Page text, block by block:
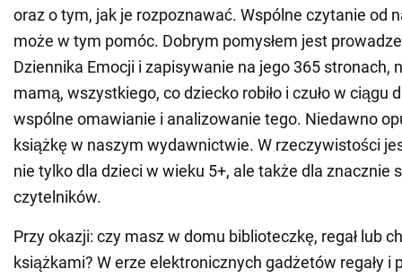
oraz o tym, jak je rozpoznawać. Wspólne czytanie od
może w tym pomóc. Dobrym pomysłem jest
Dziennika Emocji i zapisywanie na jego 365 stronach,
mamą, wszystkiego, co dziecko robiło i czuło w ciągu
wspólne omawianie i analizowanie tego. Niedawno
książkę w naszym wydawnictwie. W rzeczywistości
nie tylko dla dzieci w wieku 5+, ale także dla znacznie
czytelników.
Przy okazji: czy masz w domu biblioteczkę, regał lub
książkami? W erze elektronicznych gadżetów regały i